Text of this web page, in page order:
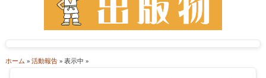
ホーム » 活動報告» 表示中 »